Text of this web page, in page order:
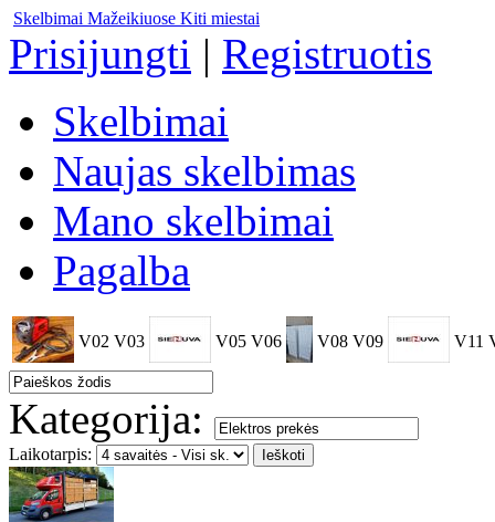
Skelbimai Mažeikiuose Kiti miestai
Prisijungti | Registruotis
Skelbimai
Naujas skelbimas
Mano skelbimai
Pagalba
V02 V03 V05 V06 V08 V09 V11
Kategorija:
Laikotarpis: